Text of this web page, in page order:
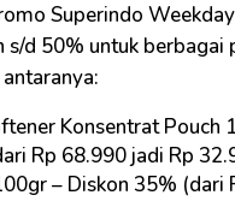
Superindo
s/d 50% untuk berbagai
Konsentrat Pouch
Rp 68.990 jadi Rp
– Diskon 35% (dari